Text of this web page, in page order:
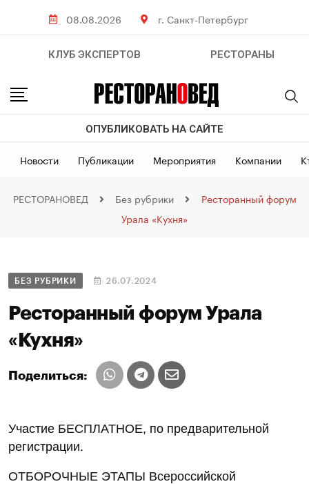
08.08.2026 г. Санкт-Петербург
КЛУБ ЭКСПЕРТОВ РЕСТОРАНЫ
ОПУБЛИКОВАТЬ НА САЙТЕ
Новости Публикации Мероприятия Компании
РЕСТОРАНОВЕД Без рубрики
Ресторанный форум
Урала «Кухня»
БЕЗ РУБРИКИ 26.07.2024
Ресторанный форум Урала
«Кухня»
Поделиться:
Участие БЕСПЛАТНОЕ, по предварительной
регистрации.
ОТБОРОЧНЫЕ ЭТАПЫ Всероссийской